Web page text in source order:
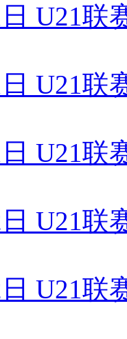
U21联
U21联
U21联
U21联
U21联